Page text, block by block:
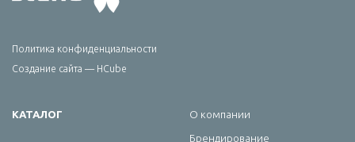
Политика конфиденциальности
Создание сайта — HCube
КАТАЛОГ О компании
Брендирование